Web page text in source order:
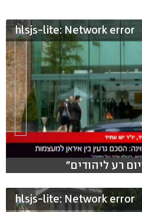
hlsjs-lite: Network error
רע ליהודים"
hlsjs-lite: Network error